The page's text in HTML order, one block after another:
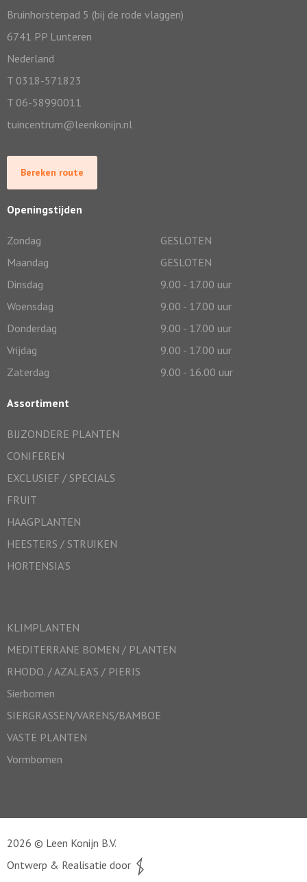
Bruinhorsterpad 5 (bij de rode vlaggen)
6741 PP Lunteren
Nederland
T 0318-571823
T 06-58990011
tuincentrum@leenkonijn.nl
Bereken route
Openingstijden
Zondag
GESLOTEN
Maandag
GESLOTEN
Dinsdag
9.00 - 17.00 uur
Woensdag
9.00 - 17.00 uur
Donderdag
9.00 - 17.00 uur
Vrijdag
9.00 - 17.00 uur
Zaterdag
9.00 - 16.00 uur
Assortiment
BIJZONDERE PLANTEN
CONIFEREN
EXCLUSIEF / SPECIALS
FRUIT
HAAGPLANTEN
HEESTERS / STRUIKEN
HORTENSIA’S
KLIMPLANTEN
MEDITERRANE BOMEN / PLANTEN
RHODO. / AZALEA’S / PIERIS
Sierbomen
SIERGRASSEN/VARENS/BAMBOE
VASTE PLANTEN
Vormbomen
2026 © Leen Konijn B.V.
Ontwerp & Realisatie door